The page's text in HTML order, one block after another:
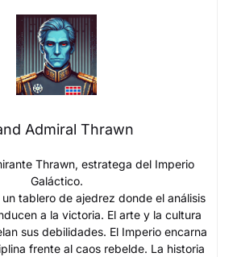
Admiral Thrawn
Thrawn, estratega del Imperio
Galáctico.
tablero de ajedrez donde el análisis
a la victoria. El arte y la cultura
sus debilidades. El Imperio encarna
frente al caos rebelde. La historia